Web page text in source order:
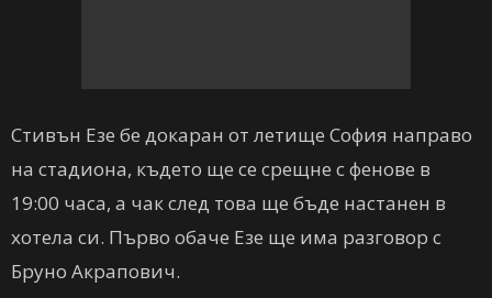
Стивън Езе бе докаран от летище София направо
на стадиона, където ще се срещне с фенове в
19:00 часа, а чак след това ще бъде настанен в
хотела си. Първо обаче Езе ще има разговор с
Бруно Акрапович.